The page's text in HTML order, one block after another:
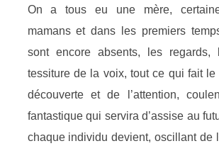
On a tous eu une mère,
mamans et dans les premiers
sont encore absents, les regards,
tessiture de la voix, tout ce qui fait
découverte et de l’attention,
fantastique qui servira d’assise au
chaque individu devient, oscillant de